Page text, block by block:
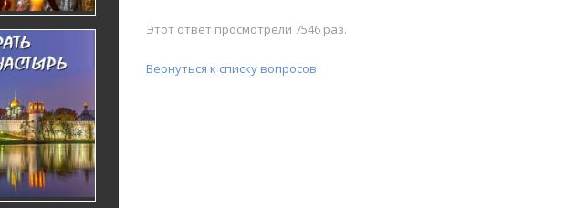
Этот ответ просмотрели 7546 раз.
Вернуться к списку вопросов